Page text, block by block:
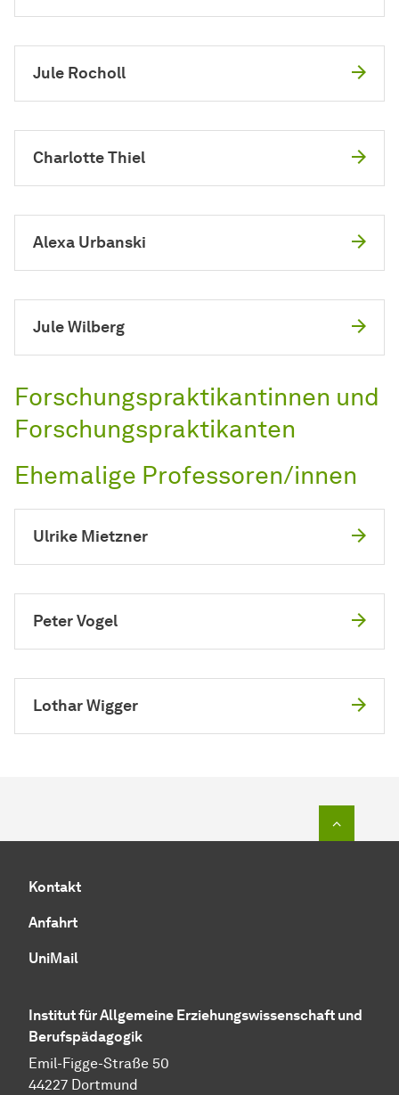
Jule Rocholl
Charlotte Thiel
Alexa Urbanski
Jule Wilberg
Forschungspraktikantinnen und
Forschungspraktikanten
Ehemalige Professoren/innen
Ulrike Mietzner
Peter Vogel
Lothar Wigger
Kontakt
Anfahrt
UniMail
Institut für Allgemeine Erziehungswissenschaft und
Berufspädagogik
Emil-Figge-Straße 50
44227 Dortmund